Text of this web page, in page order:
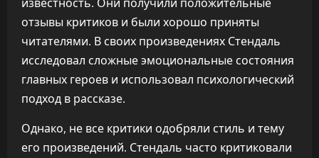
отзывы критиков и были хорошо приняты
читателями. В своих произведениях Стендаль
исследовал сложные эмоциональные состояния
главных героев и использовал психологический
подход в рассказе.
Однако, не все критики одобряли стиль и тему
его произведений. Стендаль часто критиковали